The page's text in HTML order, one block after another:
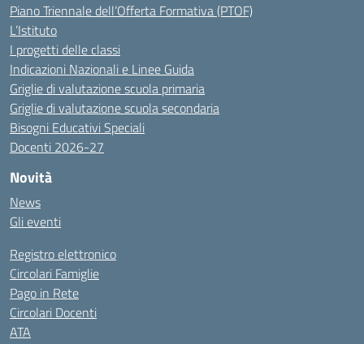
Piano Triennale dell’Offerta Formativa (PTOF)
L’Istituto
I progetti delle classi
Indicazioni Nazionali e Linee Guida
Griglie di valutazione scuola primaria
Griglie di valutazione scuola secondaria
Bisogni Educativi Speciali
Docenti 2026-27
Novità
News
Gli eventi
Registro elettronico
Circolari Famiglie
Pago in Rete
Circolari Docenti
ATA